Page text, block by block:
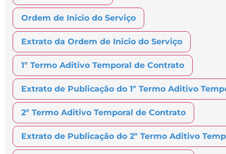
Ordem de Inicio do Serviço
Extrato da Ordem de Inicio do Serviço
1º Termo Aditivo Temporal de Contrato
Extrato de Publicação do 1º Termo Aditivo
2º Termo Aditivo Temporal de Contrato
Extrato de Publicação do 2º Termo Aditivo